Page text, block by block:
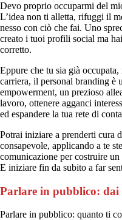
Devo proprio occuparmi del
L’idea non ti alletta, rifuggi il
nesso con ciò che fai. Uno
creato i tuoi profili social ma
corretto.
Eppure che tu sia già
carriera, il personal branding è
empowerment, un prezioso
lavoro, ottenere agganci
ed espandere la tua rete di
Potrai iniziare a prenderti cura
consapevole, applicando a te
comunicazione per costruire
E iniziare fin da subito a far
Parlare in pubblico: dai
Parlare in pubblico: quanto ti